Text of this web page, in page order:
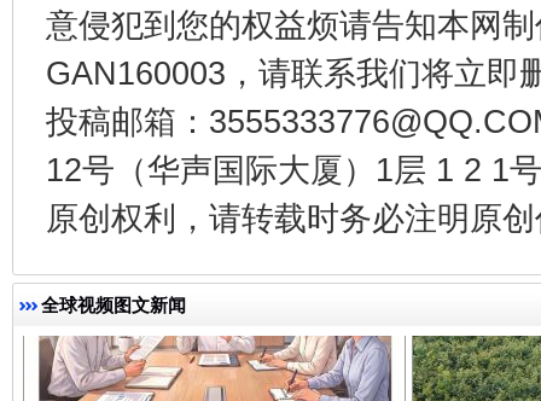
意侵犯到您的权益烦请告知本网
GAN160003，请联系我们将立即
投稿邮箱：
12号（华声国际大厦）1层 1 2 1
原创权利，请转载时务必注明原
全球视频图文新闻揭开“小金库”的免责幌子